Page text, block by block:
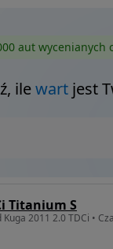
aut wycenianych
ilewartjest
Titanium S
2011 2.0 TDCi •